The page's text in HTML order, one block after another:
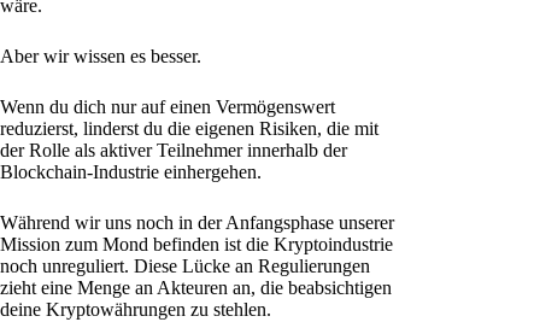
wäre.
Aber wir wissen es besser.
Wenn du dich nur auf einen Vermögenswert
reduzierst, linderst du die eigenen Risiken, die mit
der Rolle als aktiver Teilnehmer innerhalb der
Blockchain-Industrie einhergehen.
Während wir uns noch in der Anfangsphase unserer
Mission zum Mond befinden ist die Kryptoindustrie
noch unreguliert. Diese Lücke an Regulierungen
zieht eine Menge an Akteuren an, die beabsichtigen
deine Kryptowährungen zu stehlen.